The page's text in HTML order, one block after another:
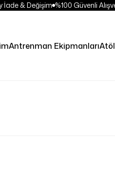
& Değişim %100 Güvenli
Antrenman Ekipmanları